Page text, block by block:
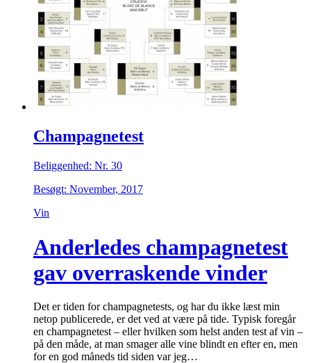
Champagnetest
Beliggenhed: Nr. 30
Besøgt: November, 2017
Vin
Anderledes champagnetest
gav overraskende vinder
Det er tiden for champagnetests, og har du ikke læst min
netop publicerede, er det ved at være på tide. Typisk foregår
en champagnetest – eller hvilken som helst anden test af vin –
på den måde, at man smager alle vine blindt en efter en, men
for en god måneds tid siden var jeg…